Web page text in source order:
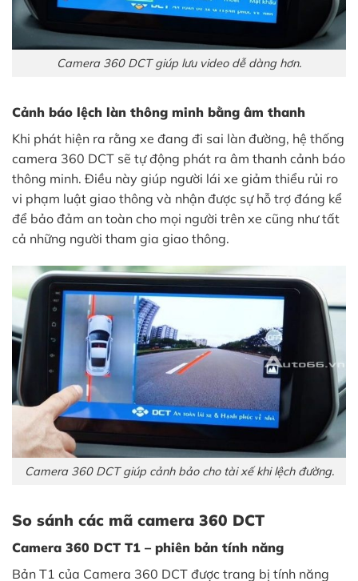
Camera 360 DCT giúp lưu video dễ dàng hơn.
Cảnh báo lệch làn thông minh bằng âm thanh
Khi phát hiện ra rằng xe đang đi sai làn đường, hệ thống
camera 360 DCT sẽ tự động phát ra âm thanh cảnh báo
thông minh. Điều này giúp người lái xe giảm thiểu rủi ro
vi phạm luật giao thông và nhận được sự hỗ trợ đáng kể
để bảo đảm an toàn cho mọi người trên xe cũng như tất
cả những người tham gia giao thông.
Camera 360 DCT giúp cảnh bảo cho tài xế khi lệch đường.
So sánh các mã camera 360 DCT
Camera 360 DCT T1 – phiên bản tính năng
Bản T1 của Camera 360 DCT được trang bị tính năng